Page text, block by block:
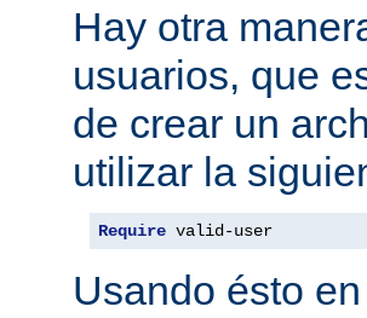
Hay otra
usuarios, que
de crear un
utilizar la
Require valid-user
Usando ésto